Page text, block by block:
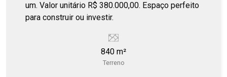
um. Valor unitário R$ 380.000,00. Espaço perfeito
para construir ou investir.
840 m²
Terreno